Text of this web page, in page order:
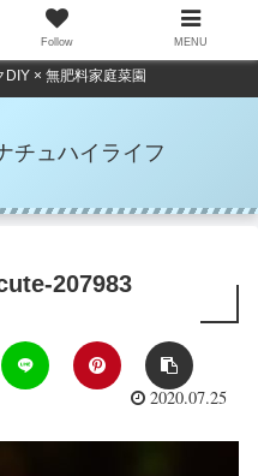
DIY × 無肥料家庭菜園
チュハイライフ
207983
2020.07.25
Follow MENU